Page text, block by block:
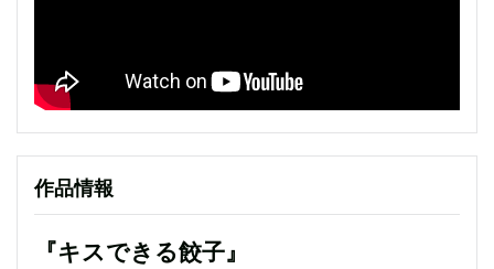
作品情報
『キスできる餃子』